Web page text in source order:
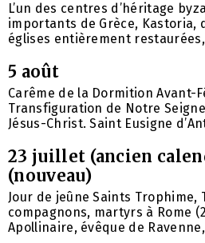
L’un des centres d’héritage
importants de Grèce, Kastoria,
églises entièrement
5 août
Carême de la Dormition Avant-
Transfiguration de Notre
Jésus-Christ. Saint Eusigne
23 juillet (ancien
(nouveau)
Jour de jeûne Saints Trophime,
compagnons, martyrs à Rome
Apollinaire, évêque de